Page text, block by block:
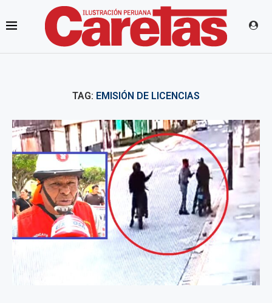
TAG: EMISIÓN DE LICENCIAS